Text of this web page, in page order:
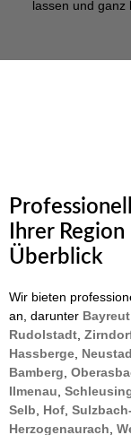
lassen und ganz
Ihrer
Überblick
Wir bieten
an, darunter
Rudolstadt,
Hassberge,
Bamberg,
Ilmenau,
Selb, Hof,
Herzogenaurach,